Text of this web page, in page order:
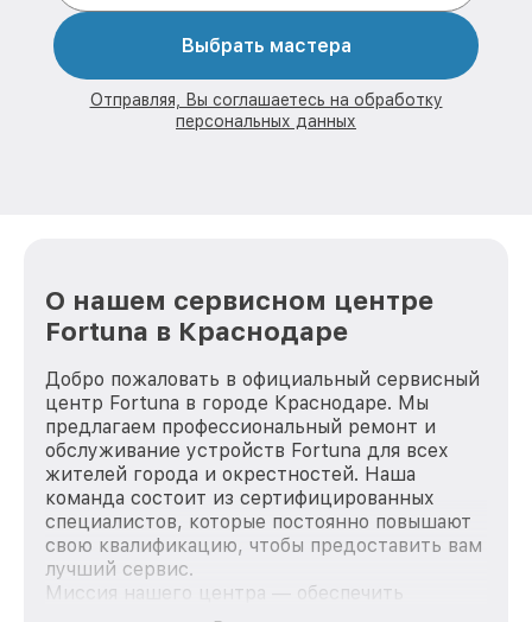
Выбрать мастера
Отправляя, Вы соглашаетесь на обработку
персональных данных
О нашем сервисном центре
Fortuna в Краснодаре
Добро пожаловать в официальный сервисный
центр Fortuna в городе Краснодаре. Мы
предлагаем профессиональный ремонт и
обслуживание устройств Fortuna для всех
жителей города и окрестностей. Наша
команда состоит из сертифицированных
специалистов, которые постоянно повышают
свою квалификацию, чтобы предоставить вам
лучший сервис.
Миссия нашего центра — обеспечить
качественный и доступный ремонт для